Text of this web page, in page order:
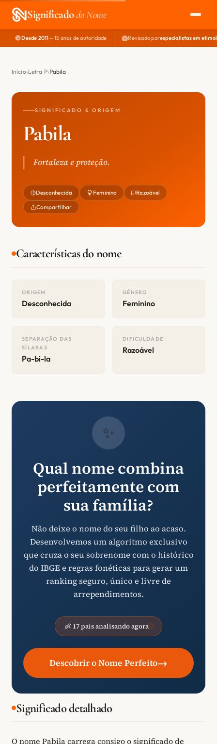
Significadodo Nome
EXPLORAR
NOME PERFEITO
Desde 2011— 15 anos de autoridade Revisado porespecialistas em
Início Letra P Pabila
SIGNIFICADO & ORIGEM
Pabila
Fortaleza e proteção.
Desconhecida Feminino Razoável
Compartilhar
Características do nome
ORIGEM
Desconhecida
GÊNERO
Feminino
SEPARAÇÃO DAS
SÍLABAS
Pa-bi-la
DIFICULDADE
Razoável
✨
Qual nome combina
perfeitamente com
sua família?
Não deixe o nome do seu filho ao acaso.
Desenvolvemos um algoritmo exclusivo
que cruza o seu sobrenome com o histórico
do IBGE e regras fonéticas para gerar um
ranking seguro, único e livre de
arrependimentos.
👶 17 pais analisando agora
Descobrir o Nome Perfeito→
Significado detalhado
O nome Pabila carrega consigo o significado de